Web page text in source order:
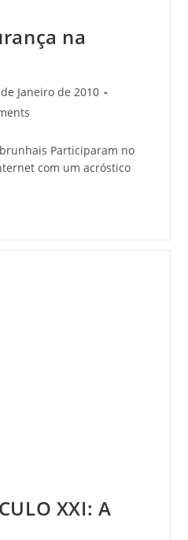
na
Janeiro de 2010
Participaram no
com um acróstico
XXI: A